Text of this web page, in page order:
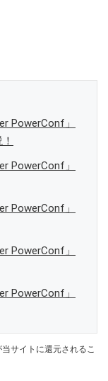
PowerConf」
PowerConf」
PowerConf」
PowerConf」
PowerConf」
サイトに還元されるこ